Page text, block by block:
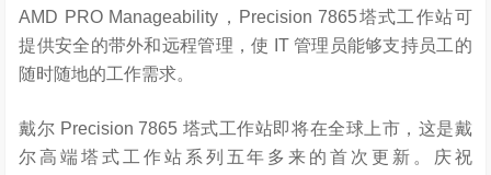
AMD PRO Manageability，Precision 7865塔式工作站可
提供安全的带外和远程管理，使 IT 管理员能够支持员工的
随时随地的工作需求。
戴尔 Precision 7865 塔式工作站即将在全球上市，这是戴
尔高端塔式工作站系列五年多来的首次更新。庆祝